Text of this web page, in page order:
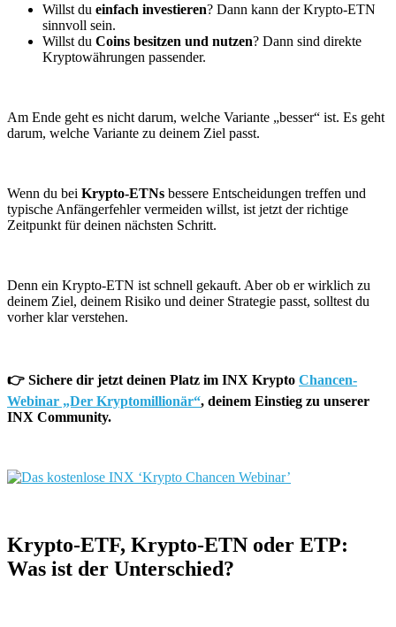
Willst du einfach investieren? Dann kann der Krypto-ETN
sinnvoll sein.
Willst du Coins besitzen und nutzen? Dann sind direkte
Kryptowährungen passender.
Am Ende geht es nicht darum, welche Variante „besser“ ist. Es geht
darum, welche Variante zu deinem Ziel passt.
Wenn du bei Krypto-ETNs bessere Entscheidungen treffen und
typische Anfängerfehler vermeiden willst, ist jetzt der richtige
Zeitpunkt für deinen nächsten Schritt.
Denn ein Krypto-ETN ist schnell gekauft. Aber ob er wirklich zu
deinem Ziel, deinem Risiko und deiner Strategie passt, solltest du
vorher klar verstehen.
👉 Sichere dir jetzt deinen Platz im INX Krypto Chancen-
Webinar „Der Kryptomillionär“, deinem Einstieg zu unserer
INX Community.
Krypto-ETF, Krypto-ETN oder ETP:
Was ist der Unterschied?